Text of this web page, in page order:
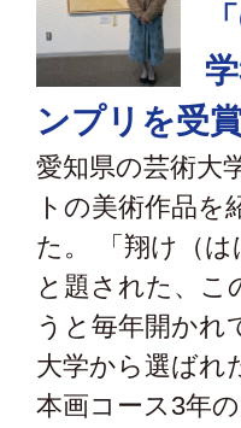
ンプリを受
愛知県の芸術大
トの美術作品
た。 「翔け（
と題された、こ
うと毎年開かれ
大学から選ばれ
本画コース3年